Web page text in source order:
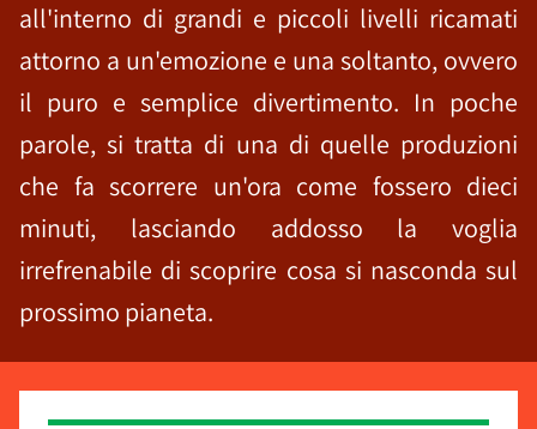
all'interno di grandi e piccoli livelli ricamati
attorno a un'emozione e una soltanto, ovvero
il puro e semplice divertimento. In poche
parole, si tratta di una di quelle produzioni
che fa scorrere un'ora come fossero dieci
minuti, lasciando addosso la voglia
irrefrenabile di scoprire cosa si nasconda sul
prossimo pianeta.